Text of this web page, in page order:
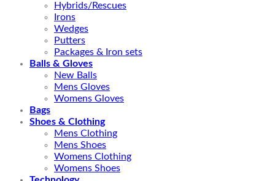
Hybrids/Rescues
Irons
Wedges
Putters
Packages & Iron sets
Balls & Gloves
New Balls
Mens Gloves
Womens Gloves
Bags
Shoes & Clothing
Mens Clothing
Mens Shoes
Womens Clothing
Womens Shoes